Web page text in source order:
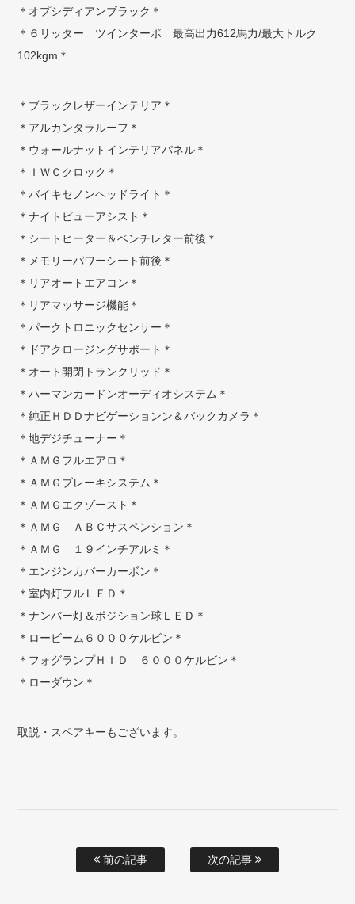
＊オプシディアンブラック＊
＊６リッター ツインターボ 最高出力612馬力/最大トルク
102kgm＊
＊ブラックレザーインテリア＊
＊アルカンタラルーフ＊
＊ウォールナットインテリアパネル＊
＊ＩＷＣクロック＊
＊バイキセノンヘッドライト＊
＊ナイトビューアシスト＊
＊シートヒーター＆ベンチレター前後＊
＊メモリーパワーシート前後＊
＊リアオートエアコン＊
＊リアマッサージ機能＊
＊パークトロニックセンサー＊
＊ドアクロージングサポート＊
＊オート開閉トランクリッド＊
＊ハーマンカードンオーディオシステム＊
＊純正ＨＤＤナビゲーションン＆バックカメラ＊
＊地デジチューナー＊
＊ＡＭＧフルエアロ＊
＊ＡＭＧブレーキシステム＊
＊ＡＭＧエクゾースト＊
＊ＡＭＧ ＡＢＣサスペンション＊
＊ＡＭＧ １９インチアルミ＊
＊エンジンカバーカーボン＊
＊室内灯フルＬＥＤ＊
＊ナンバー灯＆ポジション球ＬＥＤ＊
＊ロービーム６０００ケルビン＊
＊フォグランプＨＩＤ ６０００ケルビン＊
＊ローダウン＊
取説・スペアキーもございます。
前の記事 次の記事